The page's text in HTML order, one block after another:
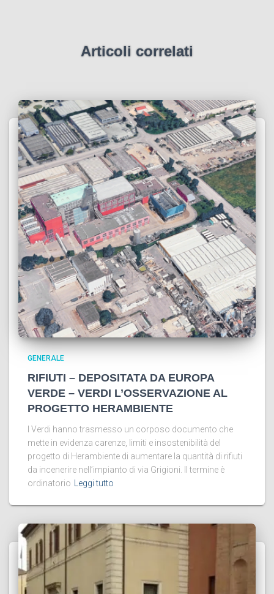
Articoli correlati
GENERALE
RIFIUTI – DEPOSITATA DA EUROPA
VERDE – VERDI L’OSSERVAZIONE AL
PROGETTO HERAMBIENTE
I Verdi hanno trasmesso un corposo documento che
mette in evidenza carenze, limiti e insostenibilità del
progetto di Herambiente di aumentare la quantità di rifiuti
da incenerire nell’impianto di via Grigioni. Il termine è
ordinatorio
Leggi tutto